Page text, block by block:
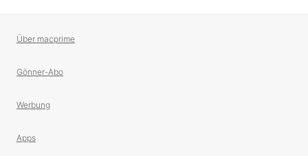
Über macprime
Gönner-Abo
Werbung
Apps